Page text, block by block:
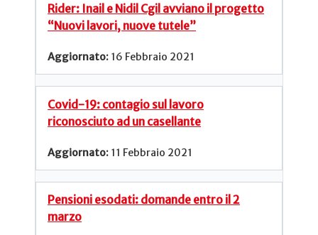
Rider: Inail e Nidil Cgil avviano il progetto
“Nuovi lavori, nuove tutele”
16 Febbraio 2021
Covid-19: contagio sul lavoro
riconosciuto ad un casellante
11 Febbraio 2021
Pensioni esodati: domande entro il 2
marzo